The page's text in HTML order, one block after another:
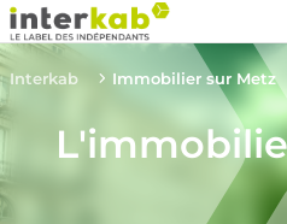
Interkab Immobilier sur Metz